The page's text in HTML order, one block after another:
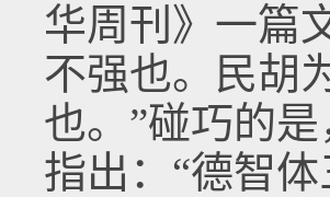
华周刊》一篇
不强也。民胡
也。”碰巧的
指出：“德智